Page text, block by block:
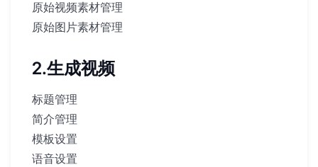
原始视频素材管理
原始图片素材管理
2.生成视频
标题管理
简介管理
模板设置
语音设置